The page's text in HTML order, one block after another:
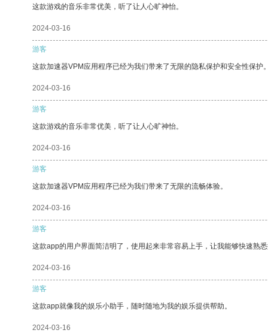
这款游戏的音乐非常优美，听了让人心旷神怡。
2024-03-16
游客
这款加速器VPM应用程序已经为我们带来了无限的隐私保护和安全性保护。
2024-03-16
游客
这款游戏的音乐非常优美，听了让人心旷神怡。
2024-03-16
游客
这款加速器VPM应用程序已经为我们带来了无限的流畅体验。
2024-03-16
游客
这款app的用户界面简洁明了，使用起来非常容易上手，让我能够快速熟悉
2024-03-16
游客
这款app就像我的娱乐小助手，随时随地为我的娱乐提供帮助。
2024-03-16